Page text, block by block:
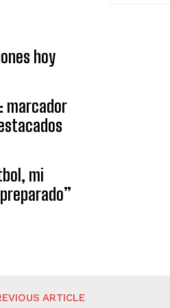
hoy
marcador
​​mi
ARTICLE